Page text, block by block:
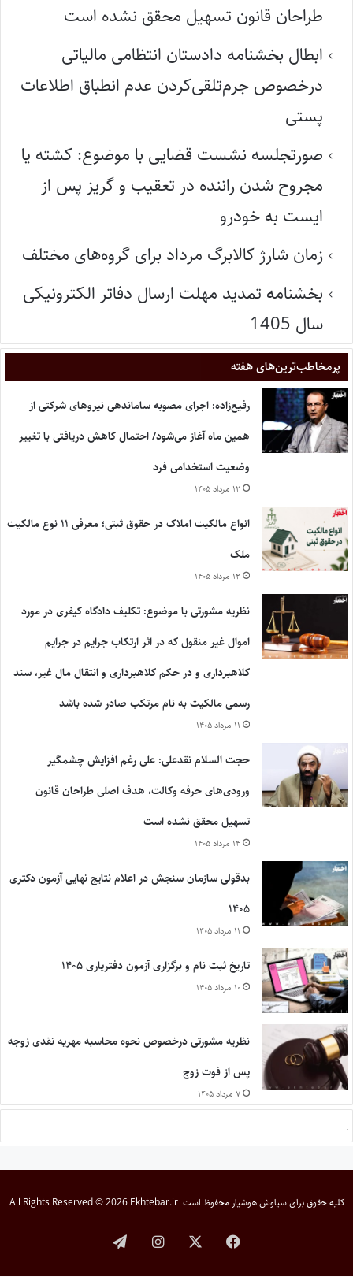
طراحان قانون تسهیل محقق نشده است
ابطال بخشنامه دادستان انتظامی مالیاتی
درخصوص جرم‌تلقی‌کردن عدم انطباق اطلاعات
پستی
صورتجلسه نشست قضایی با موضوع: کشته یا
مجروح شدن راننده در تعقیب و گریز پس از
ایست به خودرو
زمان شارژ کالابرگ مرداد برای گروه‌های مختلف
بخشنامه تمدید مهلت ارسال دفاتر الکترونیکی
سال 1405
پر‌مخاطب‌ترین‌های هفته
رفیع‌زاده: اجرای مصوبه ساماندهی نیروهای شرکتی از
همین ماه آغاز می‌شود/ احتمال کاهش دریافتی با تغییر
وضعیت استخدامی فرد
۱۲ مرداد ۱۴۰۵
انواع مالکیت املاک در حقوق ثبتی؛ معرفی ۱۱ نوع مالکیت
ملک
۱۲ مرداد ۱۴۰۵
نظریه مشورتی با موضوع: تکلیف دادگاه کیفری در مورد
اموال غیر منقول که در اثر ارتکاب جرایم در جرایم
کلاهبرداری و در حکم کلاهبرداری و انتقال مال غیر، سند
رسمی مالکیت به نام مرتکب صادر شده باشد
۱۱ مرداد ۱۴۰۵
حجت السلام نقدعلی: علی رغم افزایش چشمگیر
ورودی‌های حرفه وکالت، هدف اصلی طراحان قانون
تسهیل محقق نشده است
۱۴ مرداد ۱۴۰۵
بدقولی سازمان سنجش در اعلام نتایج نهایی آزمون دکتری
۱۴۰۵
۱۱ مرداد ۱۴۰۵
تاریخ ثبت نام و برگزاری آزمون دفتریاری ۱۴۰۵
۱۰ مرداد ۱۴۰۵
نظریه مشورتی درخصوص نحوه محاسبه مهریه نقدی زوجه
پس از فوت زوج
۷ مرداد ۱۴۰۵
کلیه حقوق برایسیاوش هوشیار محفوظ است All Rights Reserved © 2026 Ekhtebar.ir